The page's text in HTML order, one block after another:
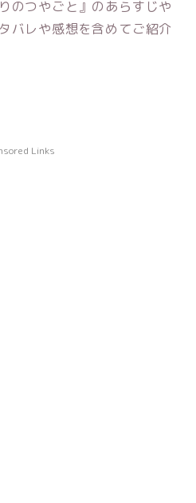
のつやごと』のあらすじや
バレや感想を含めてご紹介
Links